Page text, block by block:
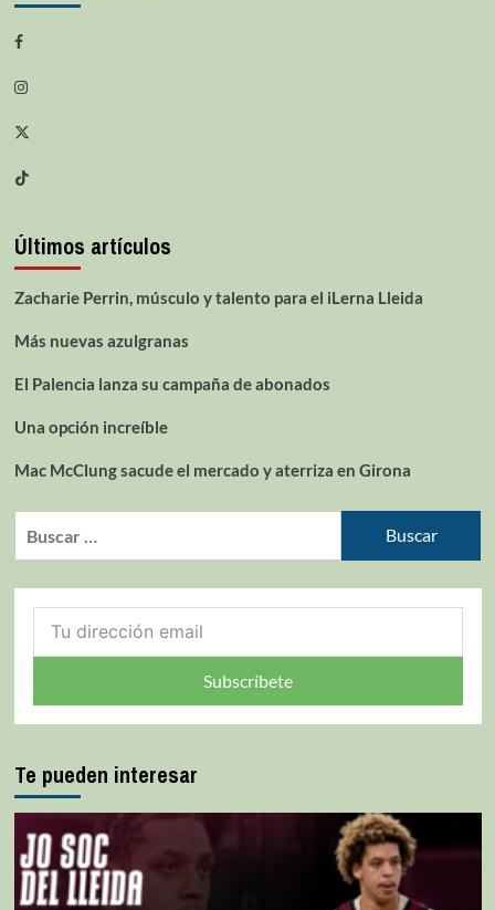
Últimos artículos
Zacharie Perrin, músculo y talento para el iLerna Lleida
Más nuevas azulgranas
El Palencia lanza su campaña de abonados
Una opción increíble
Mac McClung sacude el mercado y aterriza en Girona
Subscríbete
Te pueden interesar